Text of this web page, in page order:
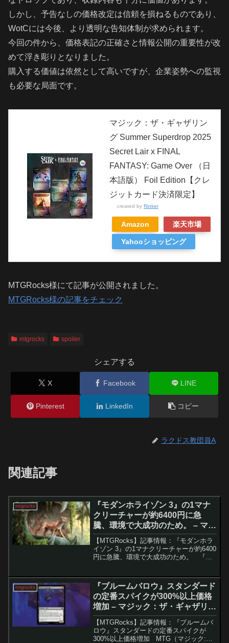
しかし、予告なしの価格改定は信頼を損ねるものであり、
WotCには今後、より透明な告知体制が求められます。
今回の件から、価格表記の正確さと情報公開の重要性が改
めて浮き彫りとなりました。
購入する価値は依然として高いですが、企業姿勢への監視
も必要な局面です。
マジック：ザ・ギャザリン
グ Summer Superdrop 2025
Secret Lair x FINAL
FANTASY: Game Over （日
本語版） Foil Edition【クレ
ジットカード決済限定】
created by Rinker
Amazon 楽天市場
Yahooショッピング
MTGRocks様にて記事が公開されました。
MTGRocks様の記事をチェック
mtgrocks spoiler
シェアする
X Facebook LINE
Pinterest LinkedIn コピー
ラクドス教団員A
関連記事
mtgrocks
『モダンホライゾン 3』の1マナ
クリーチャーが約6400円に急
騰、環境で大成功のため。 – マジ
ック：ザ・ギャザリング
【MTGRocks】記事情報：『モダンホラ
イゾン 3』の1マナクリーチャーが約6400
円に急騰、環境で大成功のため。 『モ
ットには目玉となる神話レアカードが1つ
か...
mtgrocks
『ブルームバロウ』スタンダード
の定番スパイクが300%以上価格
増加 – マジック：ザ・ギャザリン
グ
【MTGRocks】記事情報：『ブルームバ
ロウ』スタンダードの定番スパイクが
300%以上価格増加 MTG（マジック: